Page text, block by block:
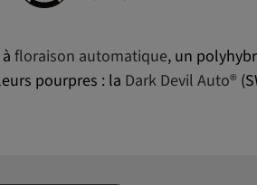
àfloraison automatique, un
pourpres : la Dark Devil Auto®